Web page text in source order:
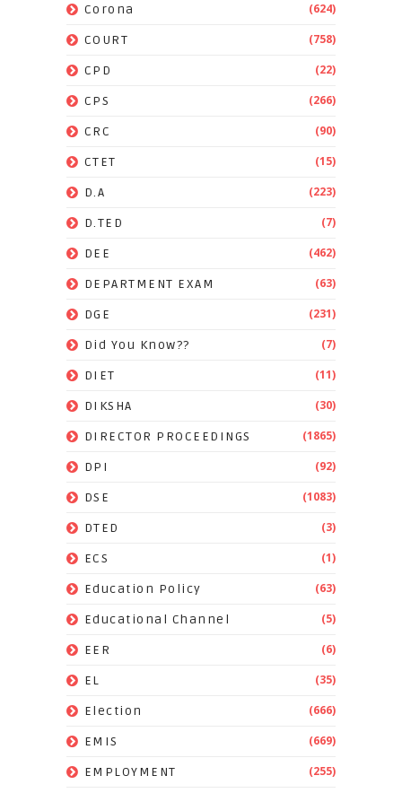
Corona (624)
COURT (758)
CPD (22)
CPS (266)
CRC (90)
CTET (15)
D.A (223)
D.TED (7)
DEE (462)
DEPARTMENT EXAM (63)
DGE (231)
Did You Know?? (7)
DIET (11)
DIKSHA (30)
DIRECTOR PROCEEDINGS (1865)
DPI (92)
DSE (1083)
DTED (3)
ECS (1)
Education Policy (63)
Educational Channel (5)
EER (6)
EL (35)
Election (666)
EMIS (669)
EMPLOYMENT (255)